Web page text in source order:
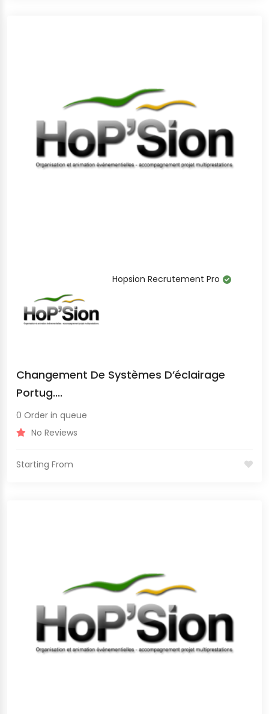
Hopsion Recrutement Pro
Changement De Systèmes D’éclairage
Portug....
0 Order in queue
No Reviews
Starting From